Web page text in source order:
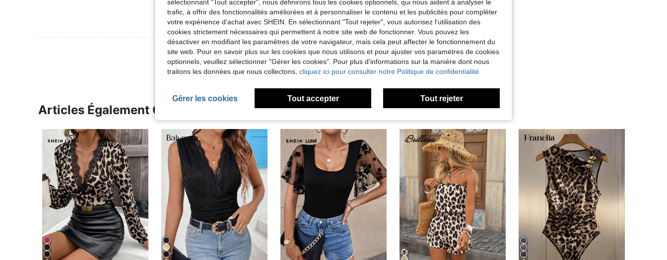
Utile (0)
Voir Plus D'avis
Articles Également Consultés
sélectionnant "Tout accepter", nous définirons tous les cookies optionnels, qui nous aident à analyser le
trafic, à offrir des fonctionnalités améliorées et à personnaliser le contenu et les publicités pour compléter
votre expérience d'achat avec SHEIN. En sélectionnant "Tout rejeter", vous autorisez l'utilisation des
cookies strictement nécessaires qui permettent à notre site web de fonctionner. Vous pouvez les
désactiver en modifiant les paramètres de votre navigateur, mais cela peut affecter le fonctionnement du
site web. Pour en savoir plus sur les cookies que nous utilisons et pour ajuster vos paramètres de cookies
optionnels, veuillez sélectionner "Gérer les cookies". Pour plus d'informations sur la manière dont nous
traitons les données que nous collectons, cliquez ici pour consulter notre Politique de confidentialité.
Gérer les cookies Tout accepter Tout rejeter